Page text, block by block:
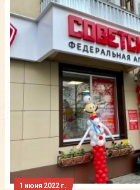
1 июня 2022 г.